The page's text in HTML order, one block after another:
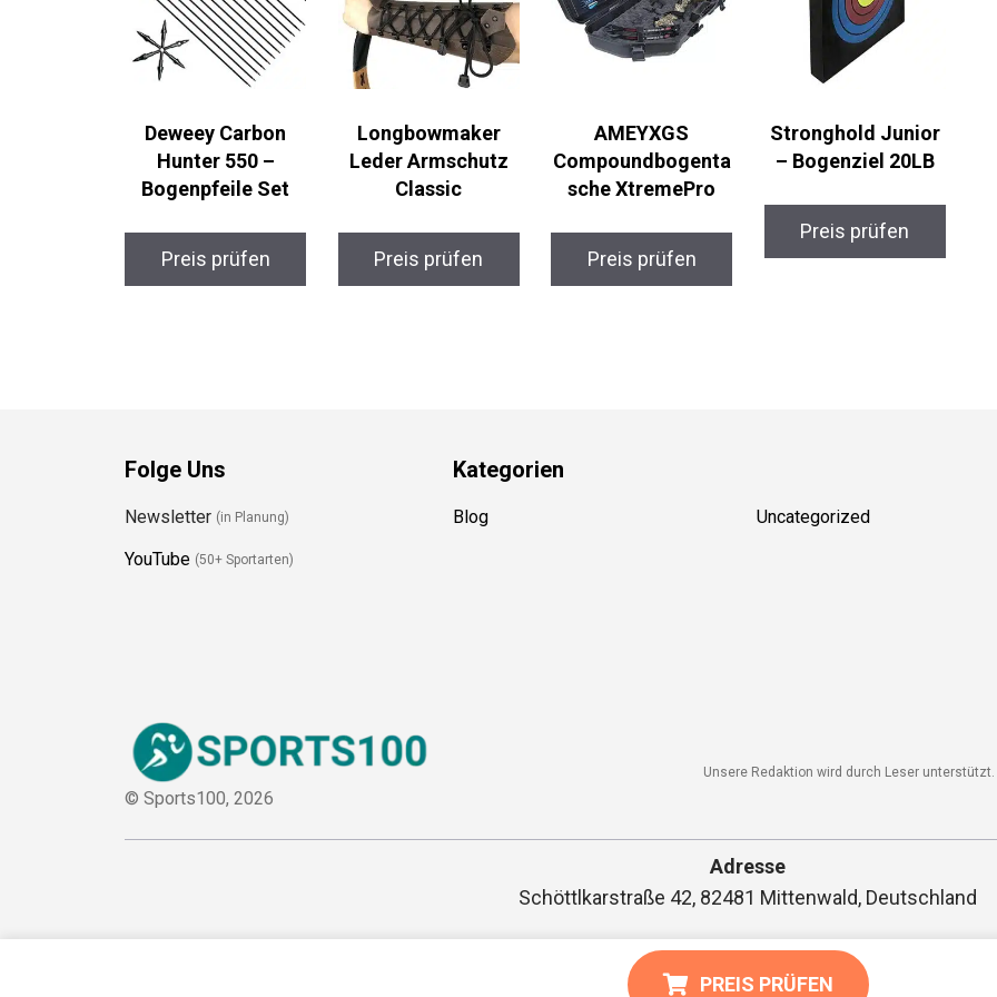
Deweey Carbon
Hunter 550 –
Bogenpfeile Set
Preis prüfen
Longbowmaker
Leder Armschutz
Classic
Preis prüfen
AMEYXGS
Compoundbogenta
sche XtremePro
Preis prüfen
Stronghold Junior
– Bogenziel 20LB
Preis prüfen
PREIS PRÜFEN
Folge Uns
Newsletter(in Planung)
YouTube (50+ Sportarten)
Kategorien
Blog Uncategorized
© Sports100, 2026
Unsere Redaktion wird durch Leser unterstützt.
Adresse
Schöttlkarstraße 42, 82481 Mittenwald, Deutschland